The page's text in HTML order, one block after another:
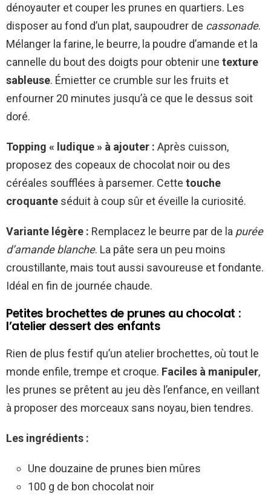
dénoyauter et couper les prunes en quartiers. Les
disposer au fond d’un plat, saupoudrer de cassonade.
Mélanger la farine, le beurre, la poudre d’amande et la
cannelle du bout des doigts pour obtenir une texture
sableuse. Émietter ce crumble sur les fruits et
enfourner 20 minutes jusqu’à ce que le dessus soit
doré.
Topping « ludique » à ajouter : Après cuisson,
proposez des copeaux de chocolat noir ou des
céréales soufflées à parsemer. Cette touche
croquante séduit à coup sûr et éveille la curiosité.
Variante légère : Remplacez le beurre par de la purée
d’amande blanche. La pâte sera un peu moins
croustillante, mais tout aussi savoureuse et fondante.
Idéal en fin de journée chaude.
Petites brochettes de prunes au chocolat :
l’atelier dessert des enfants
Rien de plus festif qu’un atelier brochettes, où tout le
monde enfile, trempe et croque. Faciles à manipuler,
les prunes se prêtent au jeu dès l’enfance, en veillant
à proposer des morceaux sans noyau, bien tendres.
Les ingrédients :
Une douzaine de prunes bien mûres
100 g de bon chocolat noir